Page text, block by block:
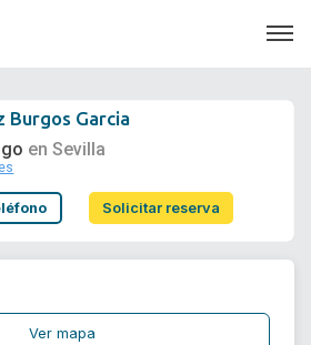
Soporte
Burgos Garcia
en Sevilla
Solicitar reserva
Ver mapa